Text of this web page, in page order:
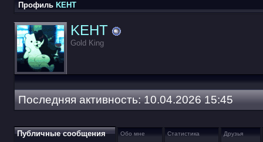
Профиль KEHT
KEHT
Gold King
Последняя активность:10.04.202615:45
Публичные сообщения Обо мне Статистика Друзья